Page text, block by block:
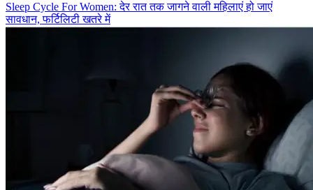
Sleep Cycle For Women: देर रात तक जागने वाली महिलाएं हो जाएं
सावधान, फर्टिलिटी खतरे में